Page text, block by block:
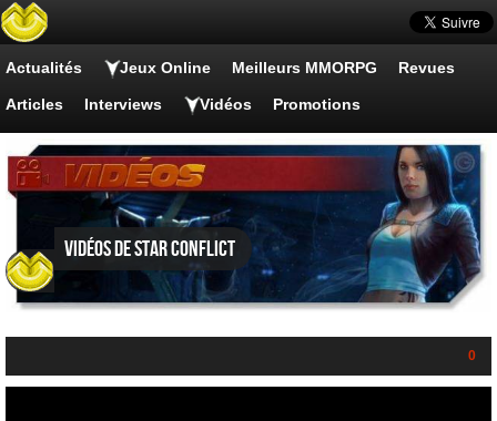
Actualités Jeux Online Meilleurs MMORPG Revues
Articles Interviews Vidéos Promotions
Vidéos de Star Conflict
0